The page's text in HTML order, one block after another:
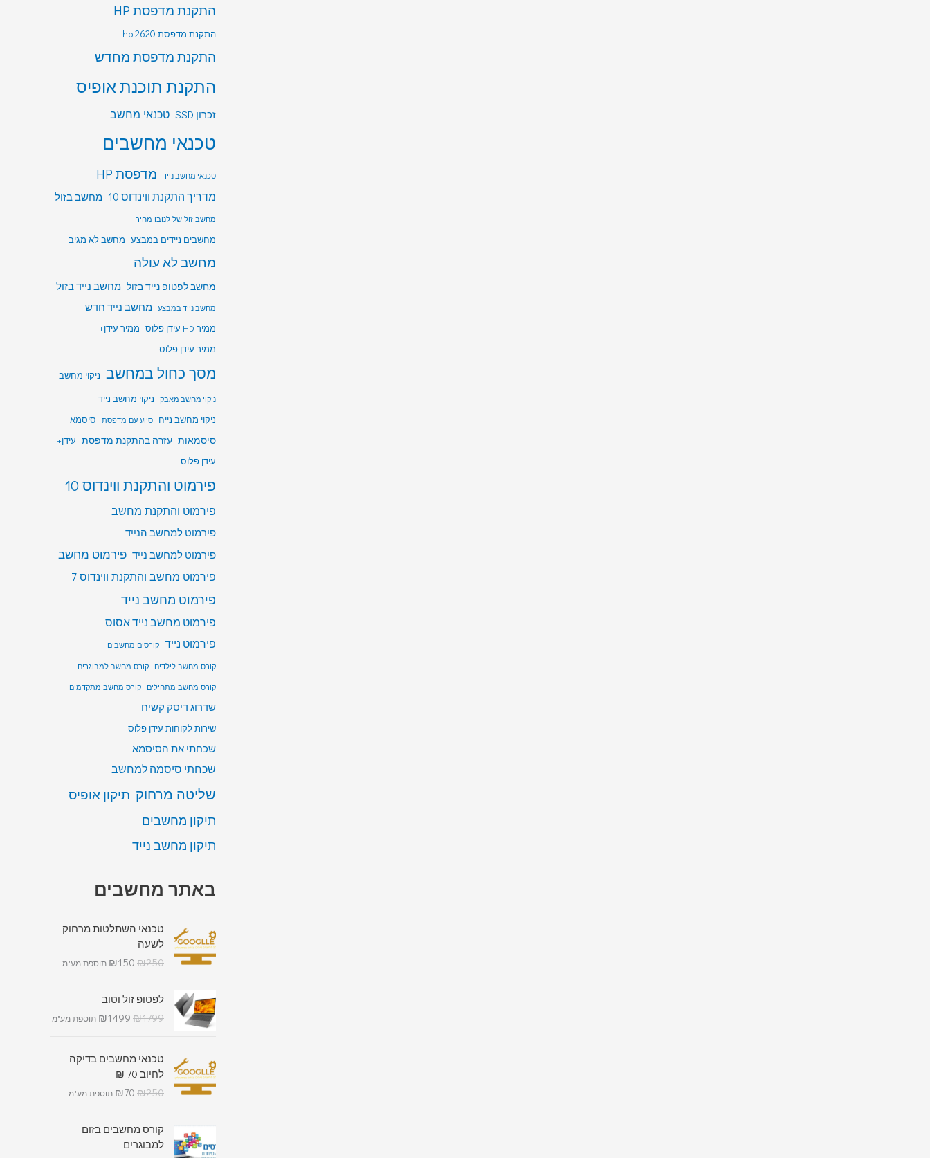
התקנת מדפסת HP
התקנת מדפסת hp 2620
התקנת מדפסת מחדש
התקנת תוכנת אופיס
זכרון SSD טכנאי מחשב
טכנאי מחשבים
טכנאי מחשב נייד מדפסת HP
מדריך התקנת ווינדוס 10 מחשב בזול
מחשב זול של לנובו מחיר
מחשבים ניידים במבצע מחשב לא מגיב
מחשב לא עולה
מחשב לפטופ נייד בזול מחשב נייד בזול
מחשב נייד במבצע מחשב נייד חדש
ממיר HD עידן פלוס
ממיר עידן+
ממיר עידן פלוס
מסך כחול במחשב ניקוי מחשב
ניקוי מחשב מאבק
ניקוי מחשב נייד
ניקוי מחשב נייח סיוע עם מדפסת סיסמא
סיסמאות עזרה בהתקנת מדפסת עידן+
עידן פלוס
פירמוט והתקנת ווינדוס 10
פירמוט והתקנת מחשב
פירמוט למחשב הנייד
פירמוט למחשב נייד פירמוט מחשב
פירמוט מחשב והתקנת ווינדוס 7
פירמוט מחשב נייד
פירמוט מחשב נייד אסוס
פירמוט נייד קורסים מחשבים
קורס מחשב לילדים קורס מחשב למבוגרים
קורס מחשב מתחילים קורס מחשב מתקדמים
שדרוג דיסק קשיח
שירות לקוחות עידן פלוס
שכחתי את הסיסמא
שכחתי סיסמה למחשב
שליטה מרחוק תיקון אופיס
תיקון מחשבים
תיקון מחשב נייד
באתר מחשבים
טכנאי השתלטות מרחוק
לשעה
₪250
₪150 תוספת מע"מ
לפטופ זול וטוב
₪1799
₪1499 תוספת מע"מ
טכנאי מחשבים בדיקה
לחיוב 70 ₪
₪250
₪70 תוספת מע"מ
קורס מחשבים בזום
למבוגרים